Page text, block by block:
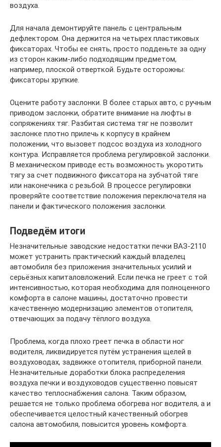
воздуха.
Для начала демонтируйте панель с центральным
дефлектором. Она держится на четырех пластиковых
фиксаторах. Чтобы ее снять, просто подденьте за одну
из сторон каким-либо подходящим предметом,
например, плоской отверткой. Будьте осторожны:
фиксаторы хрупкие.
Оцените работу заслонки. В более старых авто, с ручным
приводом заслонки, обратите внимание на люфты в
сопряжениях тяг. Разбитая система тяг не позволит
заслонке плотно прилечь к корпусу в крайнем
положении, что вызовет подсос воздуха из холодного
контура. Исправляется проблема регулировкой заслонки.
В механическом приводе есть возможность укоротить
тягу за счет подвижного фиксатора на зубчатой тяге
или наконечника с резьбой. В процессе регулировки
проверяйте соответствие положения переключателя на
панели и фактического положения заслонки.
Подведём итоги
Незначительные заводские недостатки печки ВАЗ-2110
может устранить практический каждый владелец
автомобиля без приложения значительных усилий и
серьёзных капиталовложений. Если печка не греет с той
интенсивностью, которая необходима для полноценного
комфорта в салоне машины, достаточно провести
качественную модернизацию элементов отопителя,
отвечающих за подачу тёплого воздуха.
Проблема, когда плохо греет печка в области ног
водителя, ликвидируется путём устранения щелей в
воздуховодах, задвижке отопителя, приборной панели.
Незначительные доработки блока распределения
воздуха печки и воздуховодов существенно повысят
качество теплоснабжения салона. Таким образом,
решается не только проблема обогрева ног водителя, а и
обеспечивается целостный качественный обогрев
салона автомобиля, повысится уровень комфорта.